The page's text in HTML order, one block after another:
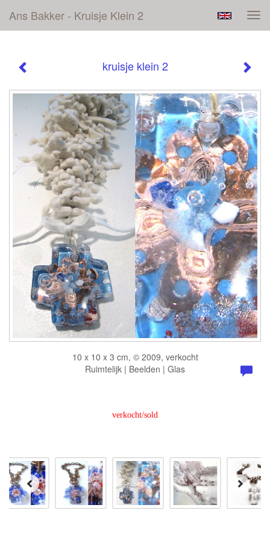
Ans Bakker - Kruisje Klein 2
kruisje klein 2
10 x 10 x 3 cm, © 2009, verkocht
Ruimtelijk | Beelden | Glas
verkocht/sold